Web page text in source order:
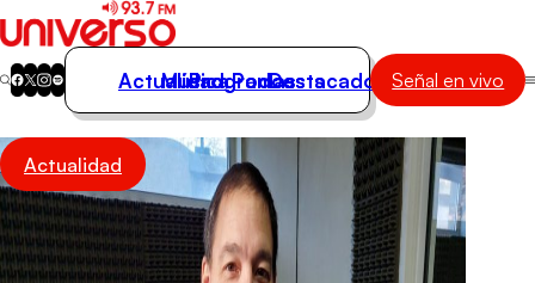
Actualidad
Música
Programas
Podcasts
Destacados
Actualidad
Música
Programas
Podcasts
Destacados Señal en vivo
Actualidad